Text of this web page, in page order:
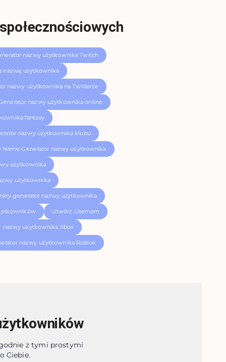
nazwy użytkownika Twitch
nazwę użytkownika
nazwy użytkownika na Twitterze
nazwy użytkownika online
fantasy
nazwy użytkownika klubu
Name Generator nazwy użytkownika
użytkownika
użytkownika
generator nazwy użytkownika
Utwórz Usernam
nazwy użytkownika Xbox
nazwy użytkownika Roblox
z tymi prostymi
Ciebie.